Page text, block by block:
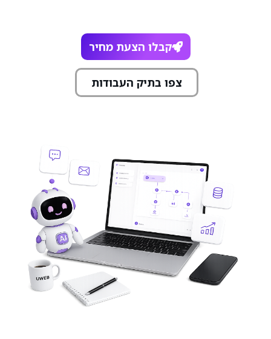
קבלו הצעת מחיר
צפו בתיק העבודות